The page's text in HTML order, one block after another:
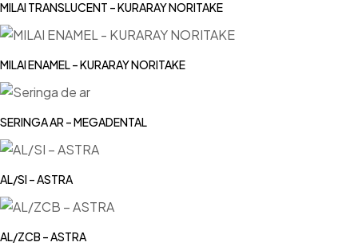
MILAI TRANSLUCENT – KURARAY NORITAKE
MILAI ENAMEL – KURARAY NORITAKE
SERINGA AR – MEGADENTAL
AL/SI – ASTRA
AL/ZCB – ASTRA